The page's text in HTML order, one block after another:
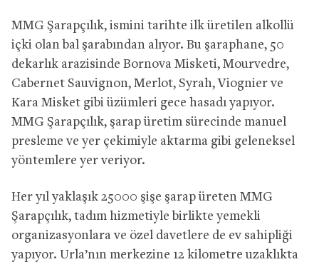
MMG Şarapçılık, ismini tarihte ilk üretilen alkollü
içki olan bal şarabından alıyor. Bu şaraphane, 50
dekarlık arazisinde Bornova Misketi, Mourvedre,
Cabernet Sauvignon, Merlot, Syrah, Viognier ve
Kara Misket gibi üzümleri gece hasadı yapıyor.
MMG Şarapçılık, şarap üretim sürecinde manuel
presleme ve yer çekimiyle aktarma gibi geleneksel
yöntemlere yer veriyor.
Her yıl yaklaşık 25000 şişe şarap üreten MMG
Şarapçılık, tadım hizmetiyle birlikte yemekli
organizasyonlara ve özel davetlere de ev sahipliği
yapıyor. Urla’nın merkezine 12 kilometre uzaklıkta